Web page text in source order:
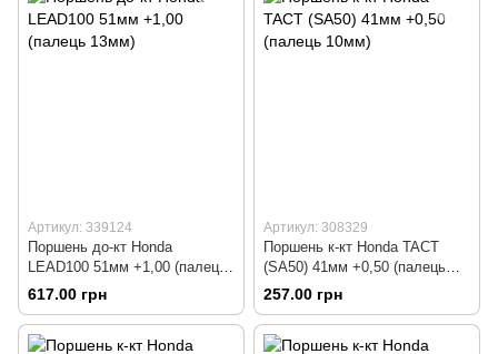
Артикул: 339124
Поршень до-кт Honda
LEAD100 51мм +1,00 (палець
13мм)
617.00 грн
Артикул: 308329
Поршень к-кт Honda TACT
(SA50) 41мм +0,50 (палець
10мм)
257.00 грн